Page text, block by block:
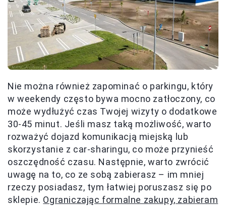
Nie można również zapominać o parkingu, który
w weekendy często bywa mocno zatłoczony, co
może wydłużyć czas Twojej wizyty o dodatkowe
30-45 minut. Jeśli masz taką możliwość, warto
rozważyć dojazd komunikacją miejską lub
skorzystanie z car-sharingu, co może przynieść
oszczędność czasu. Następnie, warto zwrócić
uwagę na to, co ze sobą zabierasz – im mniej
rzeczy posiadasz, tym łatwiej poruszasz się po
sklepie. Ograniczając formalne zakupy, zabieram